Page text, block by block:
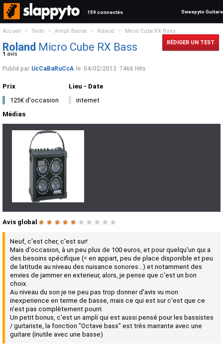
159 connectés Sweepyto Guitare
Accueil > Tests > Ampli Basse > Roland > Micro Cube RX Bass
Roland Micro Cube RX Bass
1 avis
RÉDIGER UN TEST
Publié par UcCaBaRuCcA le 04/02/2013 7466 Hits
Prix
125€ d'occasion
Lieu - Date
internet
Médias
Avis global ★ ★ ★ ★ ★ ★ ★ ★ ★ ★
Neuf, c'est cher, c'est sur!
Mais d'occasion, à un peu plus de 100 euros, et pour quelqu'un qui a
des besoins spécifique (= en appart, peu de place disponible et peu
de latitude au niveau des nuisance sonores...) et notamment des
envies de jammer en exterieur, alors, je pense que c'est un bon
choix.
Au niveau du son je ne peu pas trop donner d'avis vu mon
inexperience en terme de basse, mais ce qui est sur c'est que ce
n'est pas complètement pourri.
Un petit bonus, c'est un ampli qui est aussi pensé pour les bassistes
/ guitariste, la fonction "Octave bass" est très marrante avec une
guitare (inutile avec une basse)